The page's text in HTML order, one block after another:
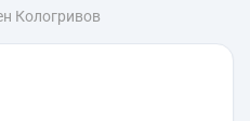
Кологривов